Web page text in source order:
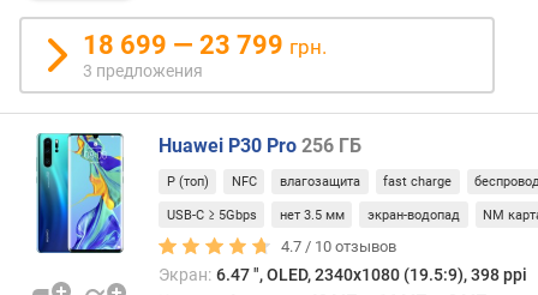
всю
и
а
м
п
о
д
т
е
д
б
18 699 — 23 799 грн.
3 предложения
Huawei P30 Pro 256 ГБ
Р (топ) NFC влагозащита fast charge
USB-C ≥ 5Gbps нет 3.5 мм экран-водопад NM
4.7 / 10 отзывов
Экран: 6.47 ", OLED, 2340x1080 (19.5:9), 398 ppi